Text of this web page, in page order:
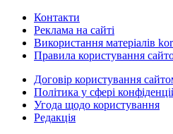
Контакти
Реклама на сайті
Використання матеріалів
Правила користування
Договір користування
Політика у сфері
Угода щодо користування
Редакція